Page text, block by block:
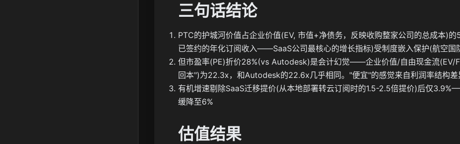
三句话结论
PTC的护城河价值占企业价值(EV, 市值+净债务，反映收购整家公司的总成本
已签约的年化订阅收入——SaaS公司最核心的增长指标)受制度嵌入保护(航空国
但市盈率(PE)折价28%(vs Autodesk)是会计幻觉——企业价值/自由现金流(EV/
回本")为22.3x，和Autodesk的22.6x几乎相同。"便宜"的感觉来自利润率结构差
有机增速剔除SaaS迁移提价(从本地部署转云订阅时的1.5-2.5倍提价)后仅
缓降至6%
估值结果